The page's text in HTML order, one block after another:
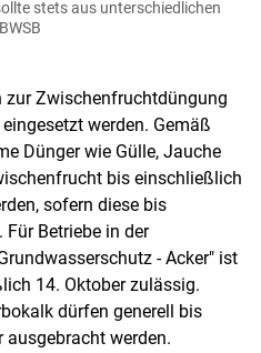
stets aus unterschiedlichen
zur Zwischenfruchtdüngung
werden. Gemäß
Dünger wie Gülle, Jauche
bis einschließlich
sofern diese bis
Betriebe in der
- Acker" ist
14. Oktober zulässig.
dürfen generell bis
werden.